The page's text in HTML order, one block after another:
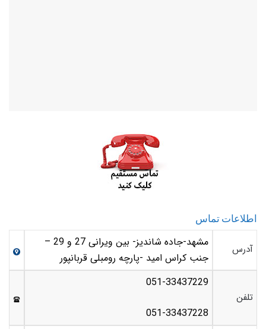
اطلاعات تماس
آدرس
مشهد-جاده شاندیز- بین ویرانی 27 و 29 –
جنب کراس امید -پارچه رومبلی قربانپور
تلفن
051-33437229
051-33437228